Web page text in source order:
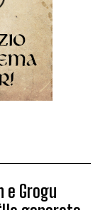
e Grogu